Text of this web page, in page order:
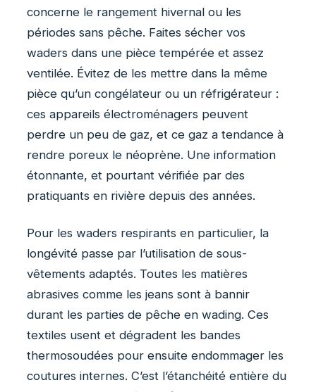
concerne le rangement hivernal ou les
périodes sans pêche. Faites sécher vos
waders dans une pièce tempérée et assez
ventilée. Évitez de les mettre dans la même
pièce qu’un congélateur ou un réfrigérateur :
ces appareils électroménagers peuvent
perdre un peu de gaz, et ce gaz a tendance à
rendre poreux le néoprène. Une information
étonnante, et pourtant vérifiée par des
pratiquants en rivière depuis des années.
Pour les waders respirants en particulier, la
longévité passe par l’utilisation de sous-
vêtements adaptés. Toutes les matières
abrasives comme les jeans sont à bannir
durant les parties de pêche en wading. Ces
textiles usent et dégradent les bandes
thermosoudées pour ensuite endommager les
coutures internes. C’est l’étanchéité entière du